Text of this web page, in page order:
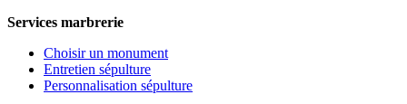
Services marbrerie
Choisir un monument
Entretien sépulture
Personnalisation sépulture